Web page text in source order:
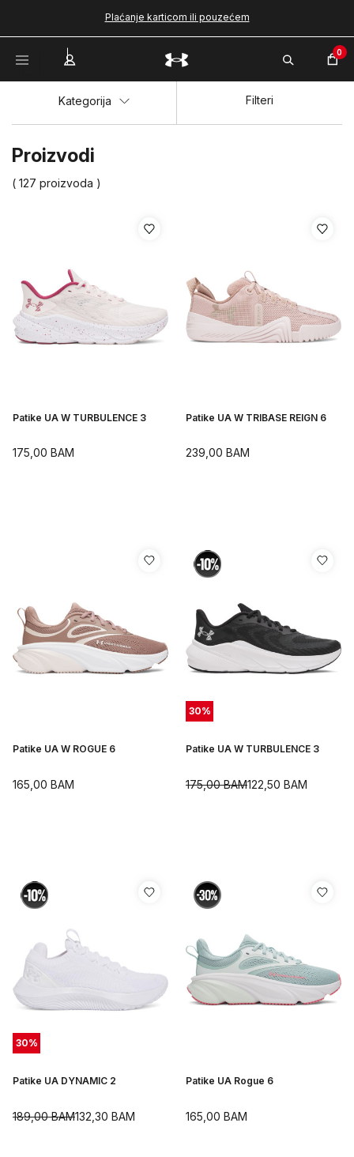
Plaćanje karticom ili pouzećem
0
Proizvodi
( 127 proizvoda )
Kategorija Filteri
Patike UA W TURBULENCE 3
175,00 BAM
Patike UA W TRIBASE REIGN 6
239,00 BAM
Patike UA W ROGUE 6
165,00 BAM
30%
Patike UA W TURBULENCE 3
122,50 BAM
175,00BAM
30%
Patike UA DYNAMIC 2
132,30 BAM
189,00BAM
Patike UA Rogue 6
165,00 BAM